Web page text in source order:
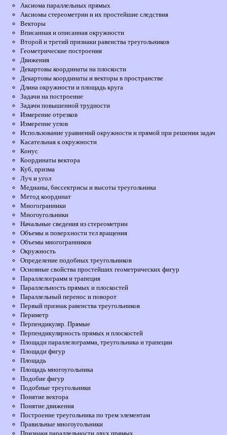
Аксиома параллельных прямых
Аксиомы стереометрии и их простейшие следствия
Векторы
Вписанная и описанная окружности
Второй и третий признаки равенства треугольников
Геометрические построения
Движения
Декартовы координаты на плоскости
Декартовы координаты и векторы в пространстве
Длина окружности и площадь круга
Задачи на построение
Задачи повышенной трудности
Измерение отрезков
Измерение углов
Использование уравнений окружности и прямой при решении задач
Касательная к окружности
Конус
Координаты вектора
Куб, призма
Луч и угол
Медианы, биссектрисы и высоты треугольника
Метод координат
Многогранники
Многоугольники
Начальные сведения из стереометрии
Объемы и поверхности тел вращения
Объемы многогранников
Окружность
Определение подобных треугольников
Основные свойства простейших геометрических фигур
Параллелограмм и трапеция
Параллельность прямых и плоскостей
Параллельный перенос и поворот
Первый признак равенства треугольников
Периметр
Перпендикуляр. Прямые
Перпендикулярность прямых и плоскостей
Площади параллелограмма, треугольника и трапеции
Площади фигур
Площадь
Площадь многоугольника
Подобие фигур
Подобные треугольники
Понятие вектора
Понятие движения
Построение треугольника по трем элементам
Правильные многоугольники
Признаки параллельности двух прямых